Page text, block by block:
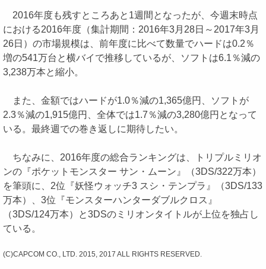
2016年度も残すところあと1週間となったが、今週末時点
における2016年度（集計期間：2016年3月28日～2017年3月
26日）の市場規模は、前年度に比べて数量でハードは0.2％
増の541万台と横バイで推移しているが、ソフトは6.1％減の
3,238万本と縮小。
また、金額ではハードが1.0％減の1,365億円、ソフトが
2.3％減の1,915億円、全体では1.7％減の3,280億円となって
いる。最終週での巻き返しに期待したい。
ちなみに、2016年度の総合ランキングは、トリプルミリオ
ンの『ポケットモンスター サン・ムーン』（3DS/322万本）
を筆頭に、2位『妖怪ウォッチ3 スシ・テンプラ』（3DS/133
万本）、3位『モンスターハンターダブルクロス』
（3DS/124万本）と3DSのミリオンタイトルが上位を独占し
ている。
(C)CAPCOM CO., LTD. 2015, 2017 ALL RIGHTS RESERVED.